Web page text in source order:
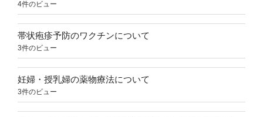
4件のビュー
帯状疱疹予防のワクチンについて
3件のビュー
妊婦・授乳婦の薬物療法について
3件のビュー